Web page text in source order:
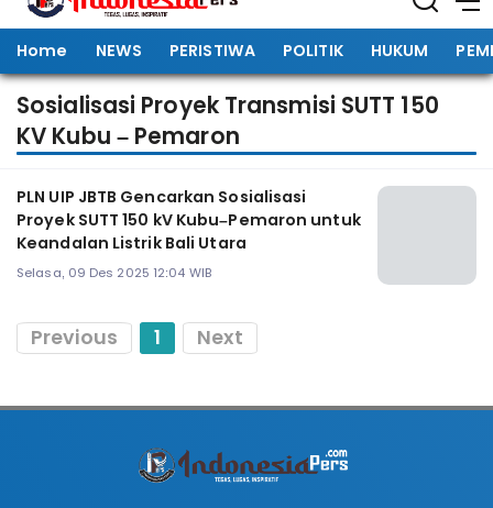
Home NEWS PERISTIWA POLITIK HUKUM
Sosialisasi Proyek Transmisi SUTT 150
KV Kubu – Pemaron
PLN UIP JBTB Gencarkan Sosialisasi
Proyek SUTT 150 kV Kubu–Pemaron untuk
Keandalan Listrik Bali Utara
Selasa, 09 Des 2025 12:04 WIB
Previous 1 Next